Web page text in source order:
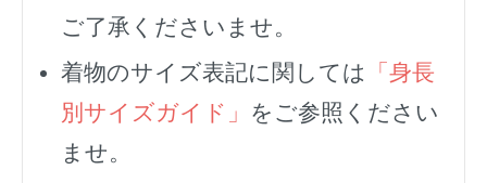
ご了承くださいませ。
着物のサイズ表記に関しては
「身長
別サイズガイド」 をご参照ください
ませ。